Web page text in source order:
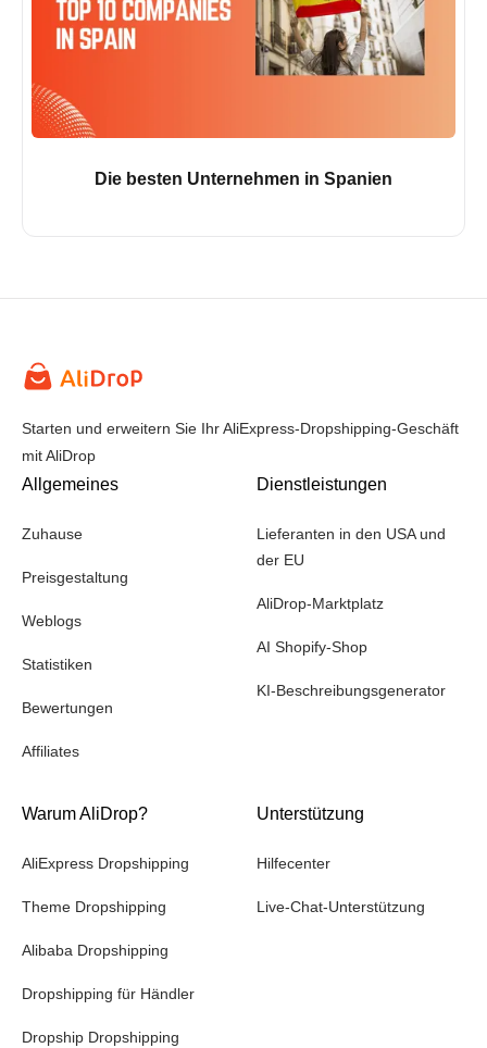
Die besten Unternehmen in Spanien
Starten und erweitern Sie Ihr AliExpress-Dropshipping-Geschäft
mit AliDrop
Allgemeines
Zuhause
Preisgestaltung
Weblogs
Statistiken
Bewertungen
Affiliates
Dienstleistungen
Lieferanten in den USA und
der EU
AliDrop-Marktplatz
AI Shopify-Shop
KI-Beschreibungsgenerator
Warum AliDrop?
AliExpress Dropshipping
Theme Dropshipping
Alibaba Dropshipping
Dropshipping für Händler
Dropship Dropshipping
Unterstützung
Hilfecenter
Live-Chat-Unterstützung